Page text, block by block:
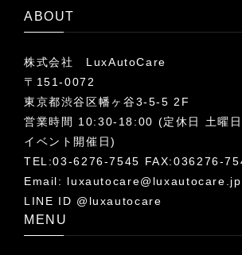
ABOUT
株式会社 LuxAutoCare
〒151-0072
東京都渋谷区幡ヶ谷3-5-5 2F
営業時間 10:30-18:00 (定休日 土曜日
イベント開催日)
TEL:03-6276-7545 FAX:036276-
Email: luxautocare@luxautocare.jp
LINE ID @luxautocare
MENU